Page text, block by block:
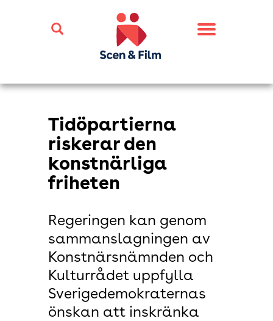
Toggle
Tidöpartierna
riskerar den
konstnärliga
friheten
Regeringen kan genom
sammanslagningen av
Konstnärsnämnden och
Kulturrådet uppfylla
Sverigedemokraternas
önskan att inskränka